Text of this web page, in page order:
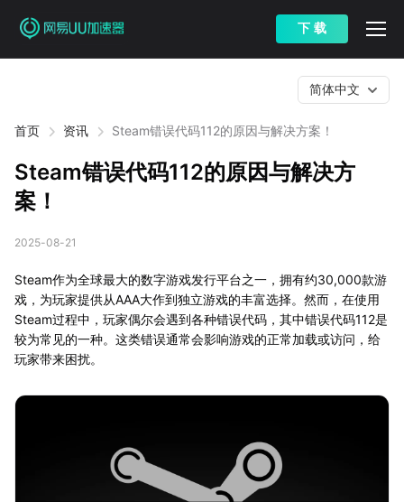
下 载
首页 资讯 Steam错误代码112的原因与解决方案！
简体中文
Steam错误代码112的原因与解决方
案！
2025-08-21
Steam作为全球最大的数字游戏发行平台之一，拥有约30,000款游
戏，为玩家提供从AAA大作到独立游戏的丰富选择。然而，在使用
Steam过程中，玩家偶尔会遇到各种错误代码，其中错误代码112是
较为常见的一种。这类错误通常会影响游戏的正常加载或访问，给
玩家带来困扰。